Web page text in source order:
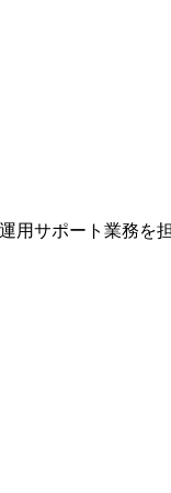
用サポート業務を担